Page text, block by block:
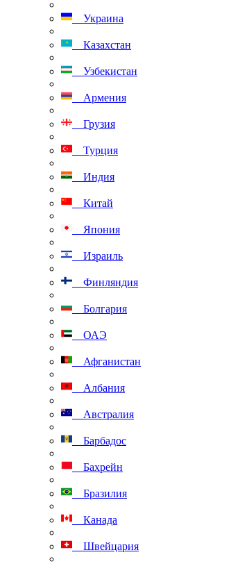
Украина
Казахстан
Узбекистан
Армения
Грузия
Турция
Индия
Китай
Япония
Израиль
Финляндия
Болгария
ОАЭ
Афганистан
Албания
Австралия
Барбадос
Бахрейн
Бразилия
Канада
Швейцария